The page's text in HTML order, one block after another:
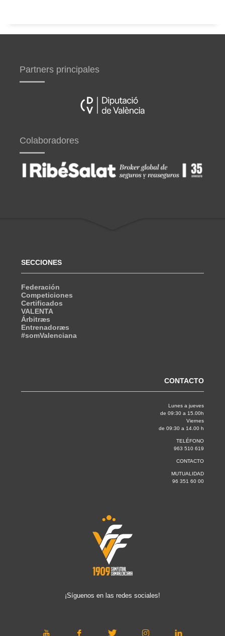
Partners principales
Colaboradores
SECCIONES
Federación
Competiciones
Certificados
VALENTA
Árbitræs
Entrenadoræs
#somValenciana
CONTACTO
Lunes a jueves
de 09:30 a 15.00h
Viernes
de 09:30 a 14.00 h
TELÉFONO
963 510 619
CONTACTO
MUTUALIDAD
96 351 60 00
¡Síguenos en las redes sociales!